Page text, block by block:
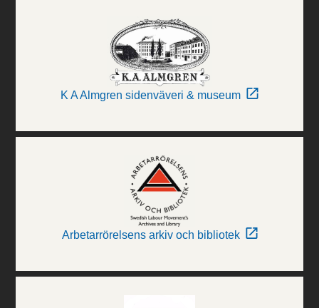
K A Almgren sidenväveri & museum
Arbetarrörelsens arkiv och bibliotek